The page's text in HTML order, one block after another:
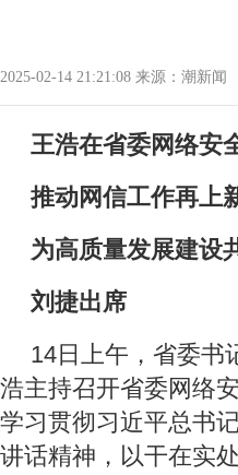
2025-02-14 21:21:08 来源：潮新闻
王浩在省委网络安
推动网信工作再上
为高质量发展建设
刘捷出席
14日上午，省委书
浩主持召开省委网络
学习贯彻习近平总书
讲话精神，以干在实